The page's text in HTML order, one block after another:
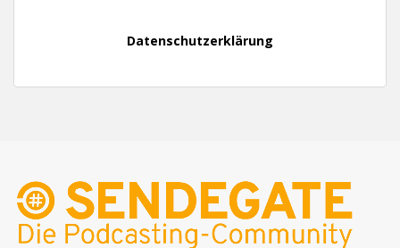
Datenschutzerklärung